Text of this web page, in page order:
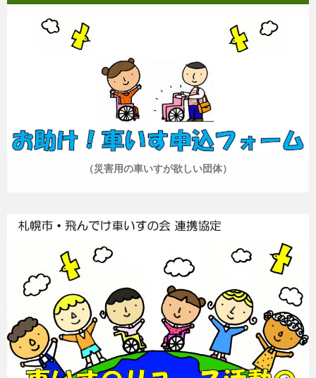
（災害用の車いすが欲しい団体）